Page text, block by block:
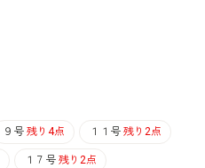
９号 残り4点 １１号 残り2点
１７号 残り2点